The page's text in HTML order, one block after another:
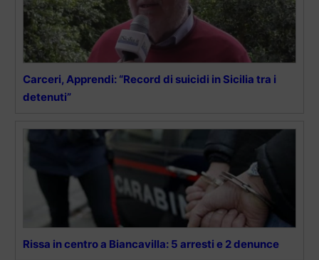
Carceri, Apprendi: “Record di suicidi in Sicilia tra i
detenuti”
Rissa in centro a Biancavilla: 5 arresti e 2 denunce